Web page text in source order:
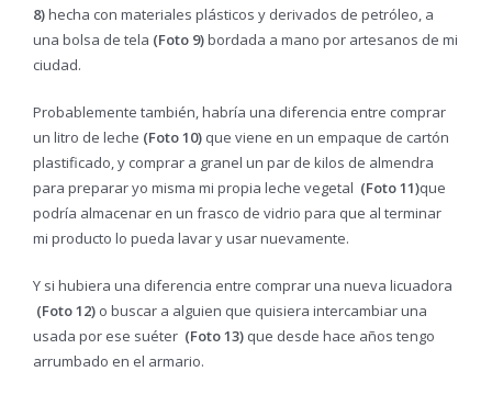
8)hecha con materiales plásticos y derivados de petróleo, a
una bolsa de tela (Foto 9)bordada a mano por artesanos de mi
ciudad.
Probablemente también, habría una diferencia entre comprar
un litro de leche (Foto 10) que viene en un empaque de cartón
plastificado, y comprar a granel un par de kilos de almendra
para preparar yo misma mi propia leche vegetal (Foto 11)que
podría almacenar en un frasco de vidrio para que al terminar
mi producto lo pueda lavar y usar nuevamente.
Y si hubiera una diferencia entre comprar una nueva licuadora
(Foto 12) o buscar a alguien que quisiera intercambiar una
usada por ese suéter (Foto 13) que desde hace años tengo
arrumbado en el armario.